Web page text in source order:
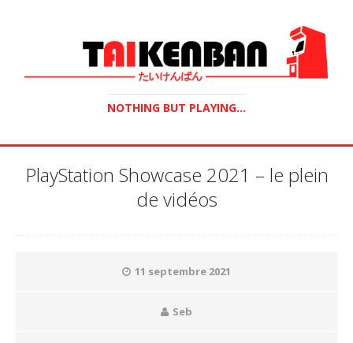
NOTHING BUT PLAYING...
PlayStation Showcase 2021 – le plein
de vidéos
11 septembre 2021
Seb